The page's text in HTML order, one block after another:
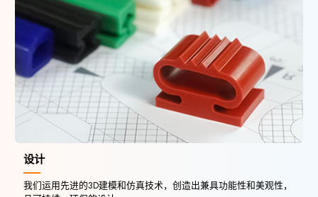
设计
我们运用先进的3D建模和仿真技术，创造出兼具功能性和美观性，